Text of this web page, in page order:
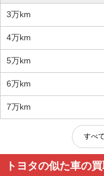
3万km
4万km
5万km
6万km
7万km
すべ
トヨタの似た車の